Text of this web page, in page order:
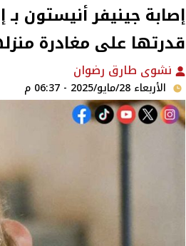
إصابة جينيفر أنيستون
قدرتها على مغادرة
نشوى طارق رضوان
الأربعاء 28/مايو/2025 - 06:37 م